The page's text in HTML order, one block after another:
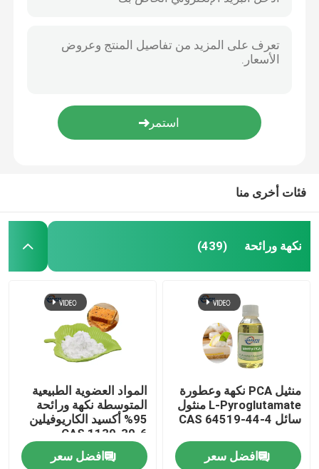
فئات أخرى منا
نكهة ورائحة (439)
منثيل PCA نكهة وعطورة
L-Pyroglutamate منثول
سائل CAS 64519-44-4
افضل سعر
المواد العضوية الطبيعية
المتوسطة نكهة ورائحة
95% أكسيد الكاريوفيلين
CAS 1139-30-6
افضل سعر